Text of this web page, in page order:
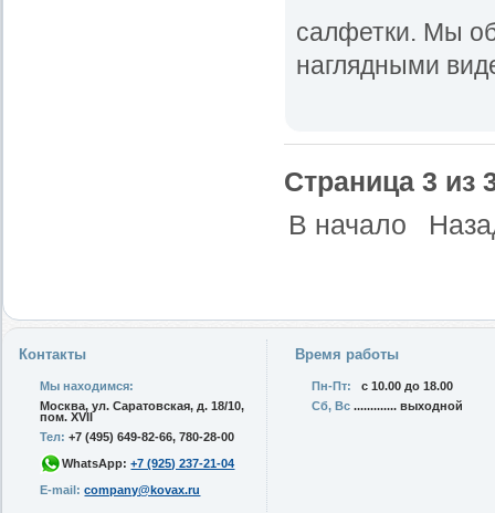
салфетки. Мы
наглядными
Страница 3 из
В начало
Контакты
Мы находимся:
Москва, ул. Саратовская, д. 18/10,
пом. XVII
Тел:+7 (495) 649-82-66, 780-28-00
WhatsApp:+7 (925) 237-21-04
E-mail: company@kovax.ru
Время работы
Пн-Пт:
с 10.00 до 18.00
Сб, Вс............. выходной